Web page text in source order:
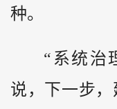
种。
“系统治
说，下一步